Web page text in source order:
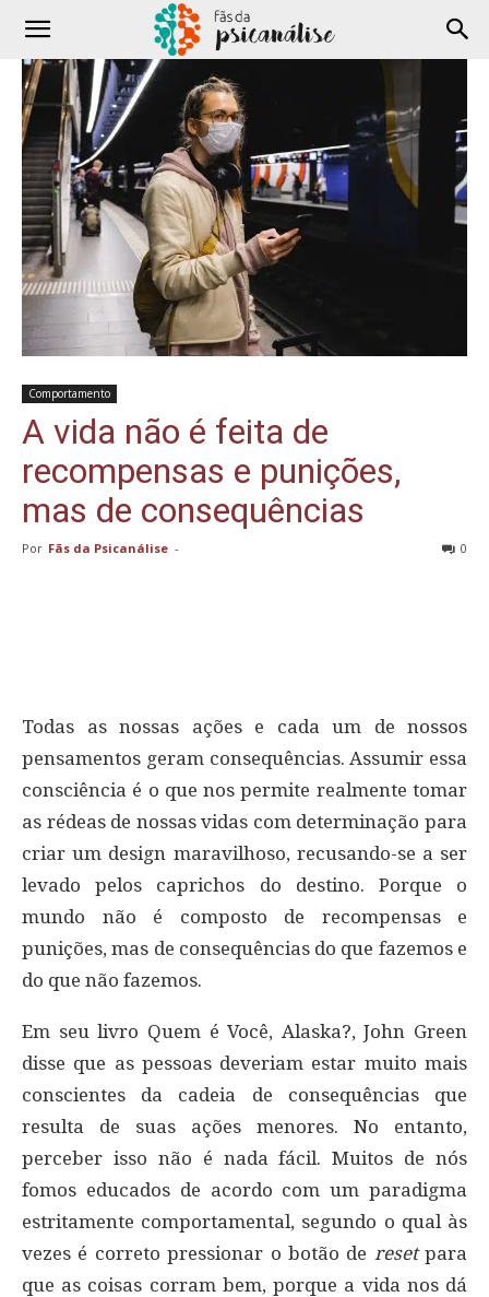
Comportamento
A vida não é feita de
recompensas e punições,
mas de consequências
Por Fãs da Psicanálise - 0
Todas as nossas ações e cada um de nossos
pensamentos geram consequências. Assumir essa
consciência é o que nos permite realmente tomar
as rédeas de nossas vidas com determinação para
criar um design maravilhoso, recusando-se a ser
levado pelos caprichos do destino. Porque o
mundo não é composto de recompensas e
punições, mas de consequências do que fazemos e
do que não fazemos.
Em seu livro Quem é Você, Alaska?, John Green
disse que as pessoas deveriam estar muito mais
conscientes da cadeia de consequências que
resulta de suas ações menores. No entanto,
perceber isso não é nada fácil. Muitos de nós
fomos educados de acordo com um paradigma
estritamente comportamental, segundo o qual às
vezes é correto pressionar o botão de resetpara
que as coisas corram bem, porque a vida nos dá